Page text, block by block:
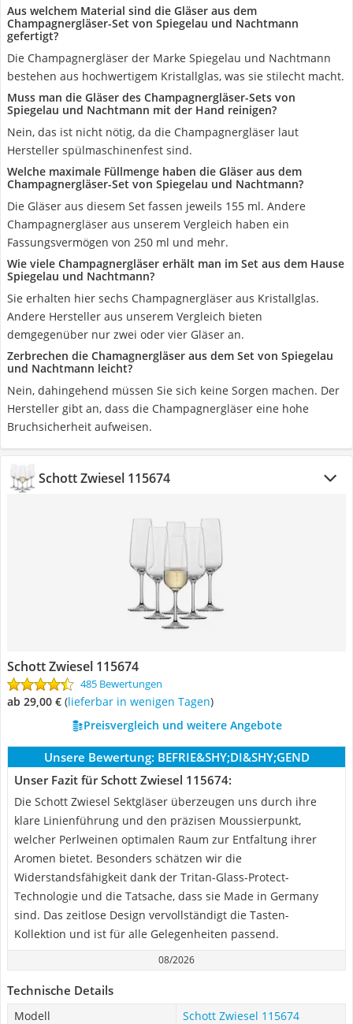
Aus welchem Material sind die Gläser aus dem
Champagnergläser-Set von Spiegelau und Nachtmann
gefertigt?
Die Champagnergläser der Marke Spiegelau und Nachtmann
bestehen aus hochwertigem Kristallglas, was sie stilecht macht.
Muss man die Gläser des Champagnergläser-Sets von
Spiegelau und Nachtmann mit der Hand reinigen?
Nein, das ist nicht nötig, da die Champagnergläser laut
Hersteller spülmaschinenfest sind.
Welche maximale Füllmenge haben die Gläser aus dem
Champagnergläser-Set von Spiegelau und Nachtmann?
Die Gläser aus diesem Set fassen jeweils 155 ml. Andere
Champagnergläser aus unserem Vergleich haben ein
Fassungsvermögen von 250 ml und mehr.
Wie viele Champagnergläser erhält man im Set aus dem Hause
Spiegelau und Nachtmann?
Sie erhalten hier sechs Champagnergläser aus Kristallglas.
Andere Hersteller aus unserem Vergleich bieten
demgegenüber nur zwei oder vier Gläser an.
Zerbrechen die Chamagnergläser aus dem Set von Spiegelau
und Nachtmann leicht?
Nein, dahingehend müssen Sie sich keine Sorgen machen. Der
Hersteller gibt an, dass die Champagnergläser eine hohe
Bruchsicherheit aufweisen.
Schott Zwiesel 115674
Schott Zwiesel 115674
485 Bewertungen
ab 29,00 € ( Lieferbar in wenigen Tagen)
Preisvergleich und weitere Angebote
Unsere Bewertung: BEFRIE&SHY;DI&SHY;GEND
Unser Fazit für Schott Zwiesel 115674:
Die Schott Zwiesel Sektgläser überzeugen uns durch ihre
klare Linienführung und den präzisen Moussierpunkt,
welcher Perlweinen optimalen Raum zur Entfaltung ihrer
Aromen bietet. Besonders schätzen wir die
Widerstandsfähigkeit dank der Tritan-Glass-Protect-
Technologie und die Tatsache, dass sie Made in Germany
sind. Das zeitlose Design vervollständigt die Tasten-
Kollektion und ist für alle Gelegenheiten passend.
08/2026
Technische Details
Modell Schott Zwiesel 115674